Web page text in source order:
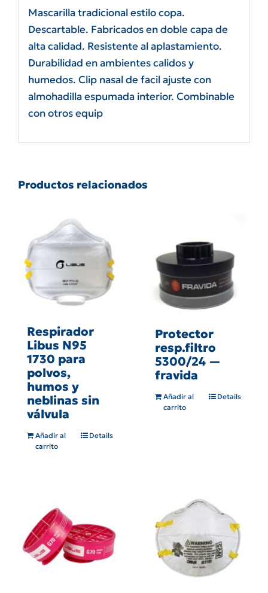
Mascarilla tradicional estilo copa.
Descartable. Fabricados en doble capa de
alta calidad. Resistente al aplastamiento.
Durabilidad en ambientes calidos y
humedos. Clip nasal de facil ajuste con
almohadilla espumada interior. Combinable
con otros equip
Productos relacionados
Respirador
Libus N95
1730 para
polvos,
humos y
neblinas sin
válvula
Añadir al
carrito
Details
Protector
resp.filtro
5300/24 —
fravida
Añadir al
carrito
Details